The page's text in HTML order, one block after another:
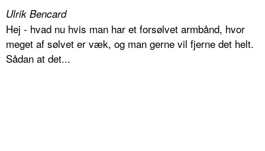
Ulrik Bencard
Hej - hvad nu hvis man har et forsølvet armbånd, hvor
meget af sølvet er væk, og man gerne vil fjerne det helt.
Sådan at det...